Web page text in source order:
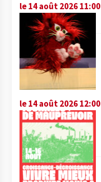
le 14 août 2026 11:00
le 14 août 2026 12:00